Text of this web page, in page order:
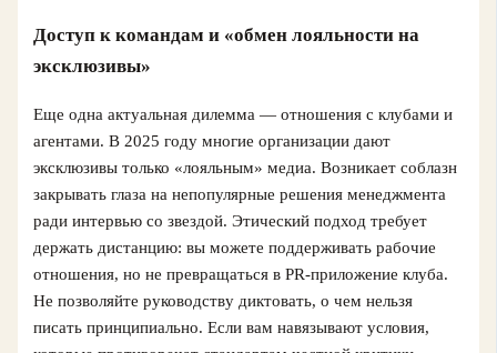
Доступ к командам и «обмен лояльности на
эксклюзивы»
Еще одна актуальная дилемма — отношения с клубами и
агентами. В 2025 году многие организации дают
эксклюзивы только «лояльным» медиа. Возникает соблазн
закрывать глаза на непопулярные решения менеджмента
ради интервью со звездой. Этический подход требует
держать дистанцию: вы можете поддерживать рабочие
отношения, но не превращаться в PR‑приложение клуба.
Не позволяйте руководству диктовать, о чем нельзя
писать принципиально. Если вам навязывают условия,